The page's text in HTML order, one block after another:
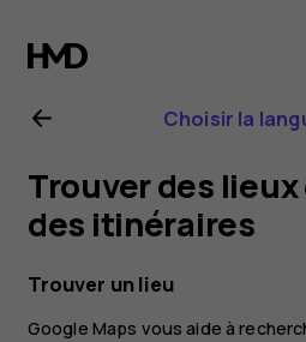
Guide
de
Nokia
G20
Choisir la
Trouver des
des itinéraires
Trouver un lieu
Google Maps vous aide à